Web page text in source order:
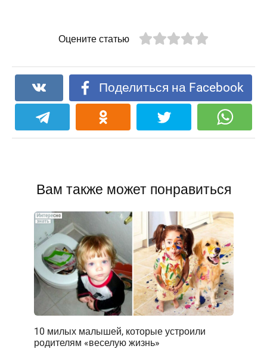
Оцените статью
Поделиться на Facebook
Вам также может понравиться
10 милых малышей, которые устроили
родителям «веселую жизнь»